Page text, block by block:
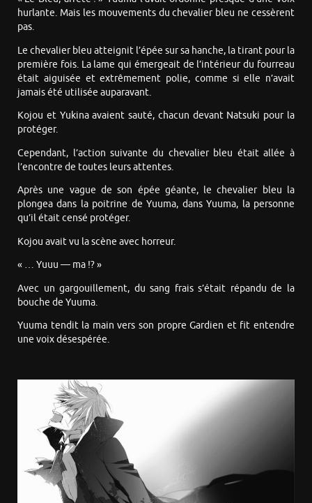
hurlante. Mais les mouvements du chevalier bleu ne cessèrent
pas.
Le chevalier bleu atteignit l’épée sur sa hanche, la tirant pour la
première fois. La lame qui émergeait de l’intérieur du fourreau
était aiguisée et extrêmement polie, comme si elle n’avait
jamais été utilisée auparavant.
Kojou et Yukina avaient sauté, chacun devant Natsuki pour la
protéger.
Cependant, l’action suivante du chevalier bleu était allée à
l’encontre de toutes leurs attentes.
Après une vague de son épée géante, le chevalier bleu la
plongea dans la poitrine de Yuuma, dans Yuuma, la personne
qu’il était censé protéger.
Kojou avait vu la scène avec horreur.
« … Yuuu — ma !? »
Avec un gargouillement, du sang frais s’était répandu de la
bouche de Yuuma.
Yuuma tendit la main vers son propre Gardien et fit entendre
une voix désespérée.